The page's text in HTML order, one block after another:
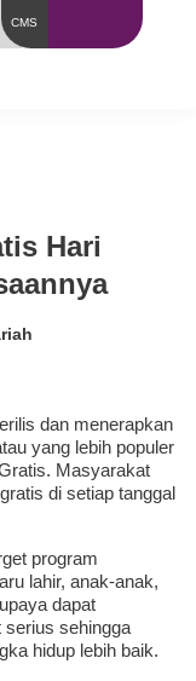
CMS
Hari
dan menerapkan
yang lebih populer
Masyarakat
di setiap tanggal
program
lahir, anak-anak,
dapat
serius sehingga
hidup lebih baik.